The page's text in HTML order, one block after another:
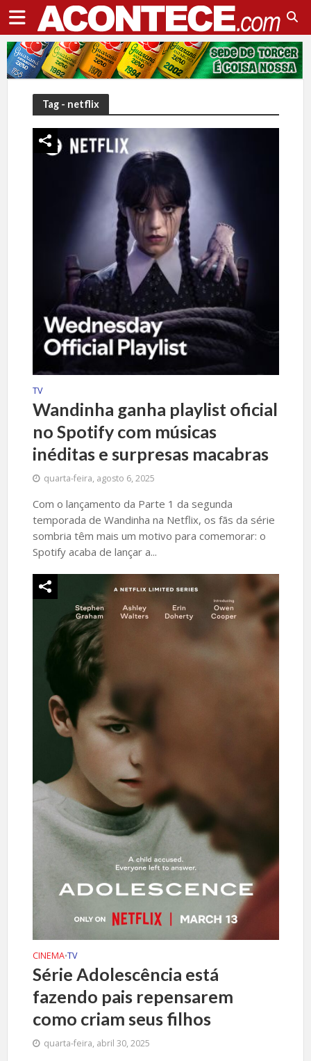
Tag - netflix
TV
Wandinha ganha playlist oficial
no Spotify com músicas
inéditas e surpresas macabras
quarta-feira, agosto 6, 2025
Com o lançamento da Parte 1 da segunda
temporada de Wandinha na Netflix, os fãs da série
sombria têm mais um motivo para comemorar: o
Spotify acaba de lançar a...
CINEMA•TV
Série Adolescência está
fazendo pais repensarem
como criam seus filhos
quarta-feira, abril 30, 2025